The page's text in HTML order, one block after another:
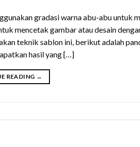
gradasi warna abu-abu untuk
mencetak gambar atau desain
teknik sablon ini, berikut adalah
hasil yang […]
READING →